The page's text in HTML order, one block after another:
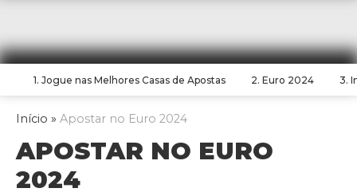
1. Jogue nas Melhores Casas de Apostas 2. Euro 2024 3.
Início » Apostar no Euro 2024
APOSTAR NO EURO
2024